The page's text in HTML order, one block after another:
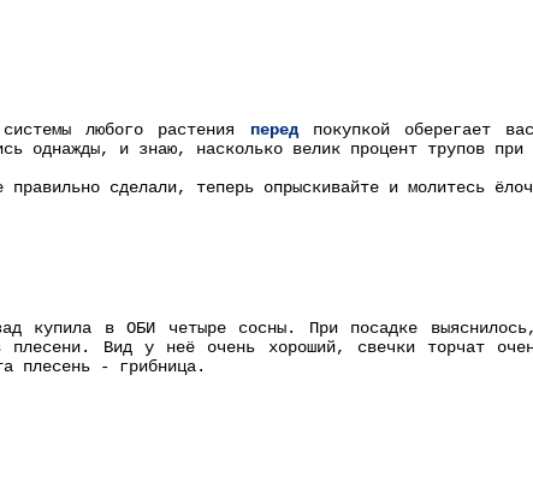
любого растения передпокупкой оберегает
однажды, и знаю, насколько велик процент трупов при
правильно сделали, теперь опрыскивайте и молитесь
купила в ОБИ четыре сосны. При посадке
плесени. Вид у неё очень хороший, свечки торчат
плесень - грибница.